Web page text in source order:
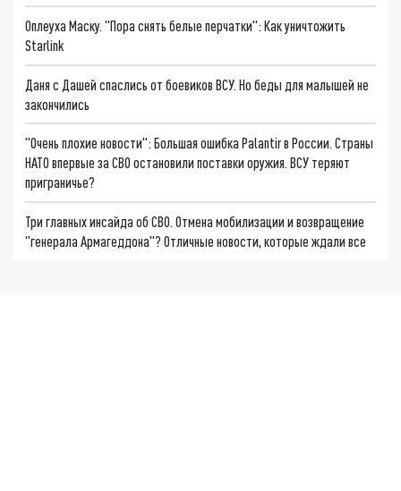
Оплеуха Маску. "Пора снять белые перчатки": Как уничтожить
Starlink
Даня с Дашей спаслись от боевиков ВСУ. Но беды для малышей не
закончились
"Очень плохие новости": Большая ошибка Palantir в России. Страны
НАТО впервые за СВО остановили поставки оружия. ВСУ теряют
приграничье?
Три главных инсайда об СВО. Отмена мобилизации и возвращение
"генерала Армагеддона"? Отличные новости, которые ждали все